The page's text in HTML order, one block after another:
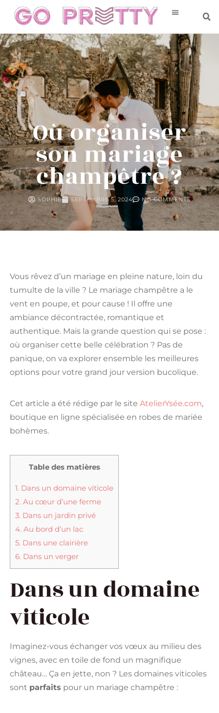
Où organiser
son mariage
champêtre ?
SOPHIE SEPTEMBRE 5, 2024 NO COMMENTS
Vous rêvez d’un mariage en pleine nature, loin du
tumulte de la ville ? Le mariage champêtre a le
vent en poupe, et pour cause ! Il offre une
ambiance décontractée, romantique et
authentique. Mais la grande question qui se pose :
où organiser cette belle célébration ? Pas de
panique, on va explorer ensemble les meilleures
options pour votre grand jour version bucolique.
Cet article a été rédige par le site AtelierYsée.com,
boutique en ligne spécialisée en robes de mariée
bohèmes.
Table des matières
1. Dans un domaine viticole
2. Au cœur d’une ferme
3. Dans un jardin privé
4. Au bord d’un lac
5. Dans une clairière
6. Dans un verger
Dans un domaine
viticole
Imaginez-vous échanger vos vœux au milieu des
vignes, avec en toile de fond un magnifique
château… Ça en jette, non ? Les domaines viticoles
sont parfaits pour un mariage champêtre :